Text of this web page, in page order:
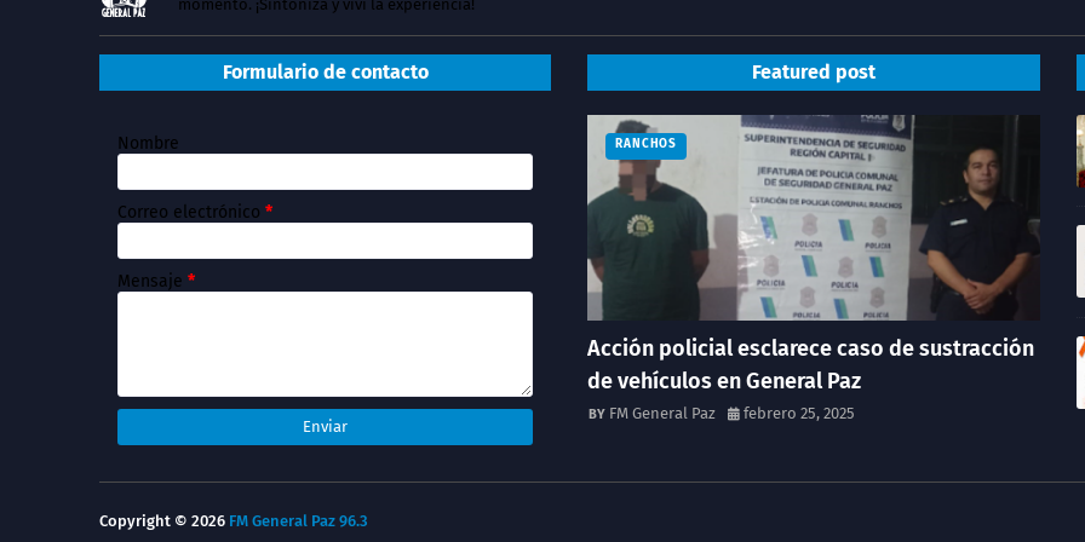
momento. ¡Sintoniza y vivi la experiencia!
Formulario de contacto
Nombre
Correo electrónico *
Mensaje *
Featured post
RANCHOS
Acción policial esclarece caso de sustracción
de vehículos en General Paz
FM General Paz febrero 25, 2025
Copyright © 2026 FM General Paz 96.3